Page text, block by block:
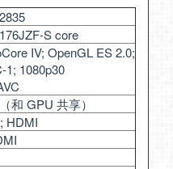
S core
IV; OpenGL ES 2.0;
1; 1080p30
和 GPU 共享）
HDMI